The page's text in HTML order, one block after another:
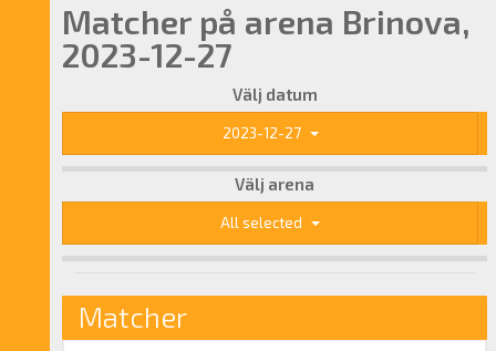
Matcher på arena Brinova,
2023-12-27
Välj datum
2023-12-27
Välj arena
All selected
Matcher